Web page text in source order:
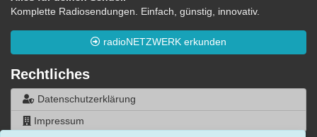
Komplette Radiosendungen. Einfach, günstig, innovativ.
radioNETZWERK erkunden
Rechtliches
Datenschutzerklärung
Impressum